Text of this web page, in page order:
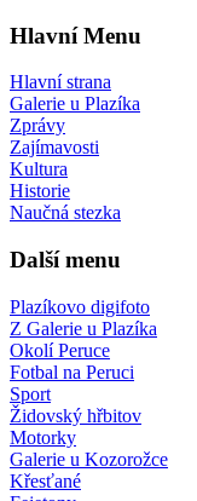
Hlavní Menu
Hlavní strana
Galerie u Plazíka
Zprávy
Zajímavosti
Kultura
Historie
Naučná stezka
Další menu
Plazíkovo digifoto
Z Galerie u Plazíka
Okolí Peruce
Fotbal na Peruci
Sport
Židovský hřbitov
Motorky
Galerie u Kozorožce
Křesťané